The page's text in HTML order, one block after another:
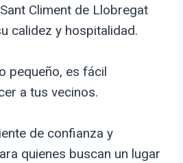
Climent de Llobregat
calidez y hospitalidad.
pequeño, es fácil
a tus vecinos.
de confianza y
quienes buscan un lugar